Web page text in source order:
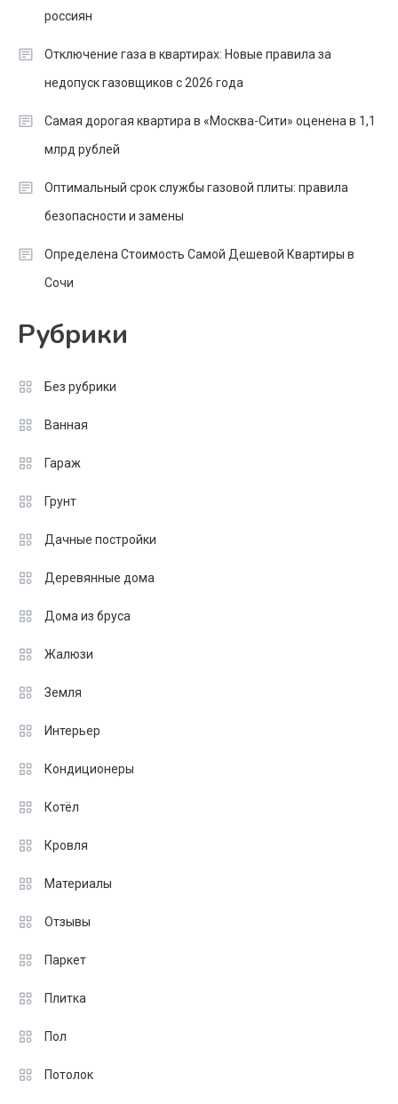
россиян
Отключение газа в квартирах: Новые правила за
недопуск газовщиков с 2026 года
Самая дорогая квартира в «Москва-Сити» оценена в 1,1
млрд рублей
Оптимальный срок службы газовой плиты: правила
безопасности и замены
Определена Стоимость Самой Дешевой Квартиры в
Сочи
Рубрики
Без рубрики
Ванная
Гараж
Грунт
Дачные постройки
Деревянные дома
Дома из бруса
Жалюзи
Земля
Интерьер
Кондиционеры
Котёл
Кровля
Материалы
Отзывы
Паркет
Плитка
Пол
Потолок